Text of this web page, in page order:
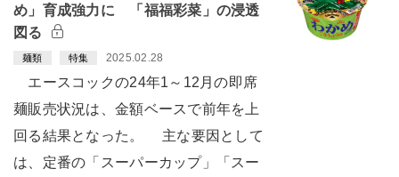
め」育成強力に 「福福彩菜」の浸透
図る
麺類 特集 2025.02.28
エースコックの24年1～12月の即席
麺販売状況は、金額ベースで前年を上
回る結果となった。 主な要因として
は、定番の「スーパーカップ」「スー